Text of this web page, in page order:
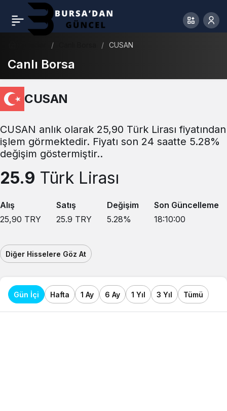
CUSAN
Canlı Borsa
CUSAN
CUSAN anlık olarak 25,90 Türk Lirası fiyatından
işlem görmektedir. Fiyatı son 24 saatte 5.28%
değişim göstermiştir..
25.9 Türk Lirası
Alış
25,90 TRY
Satış
25.9 TRY
Değişim
5.28%
Son Güncelleme
18:10:00
Diğer Hisselere Göz At
Gün İçi Hafta 1 Ay 6 Ay 1 Yıl 3 Yıl Tümü